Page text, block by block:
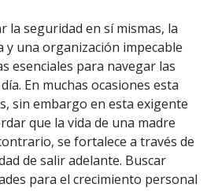
la seguridad en sí mismas, la
y una organización impecable
esenciales para navegar las
En muchas ocasiones esta
sin embargo en esta exigente
que la vida de una madre
se fortalece a través de
de salir adelante. Buscar
para el crecimiento personal